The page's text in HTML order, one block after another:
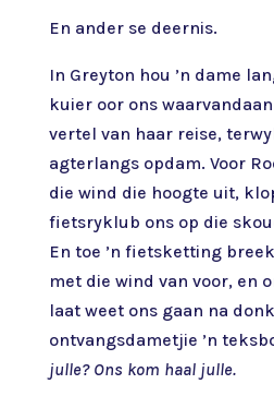
En ander se deernis.
In Greyton hou ’n dame
kuier oor ons
vertel van haar reise,
agterlangs opdam. Voor
die wind die hoogte uit,
fietsryklub ons op die
En toe ’n fietsketting
met die wind van voor, en
laat weet ons gaan na
ontvangsdametjie ’n
julle? Ons kom haal julle.